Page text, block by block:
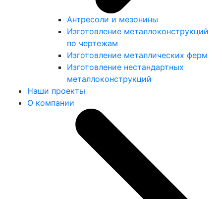
Антресоли и мезонины
Изготовление металлоконструкций
по чертежам
Изготовление металлических ферм
Изготовление нестандартных
металлоконструкций
Наши проекты
О компании